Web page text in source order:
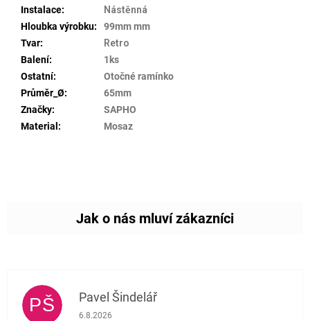
Instalace:
Nástěnná
Hloubka výrobku:
99mm mm
Tvar:
Retro
Balení:
1ks
Ostatní:
Otočné ramínko
Průměr_Ø:
65mm
Značky:
SAPHO
Material : Mosaz
PŠ Pavel Šindelář
Hodnocení obchodu je 5 z 5 hvězdiček.
6.8.2026